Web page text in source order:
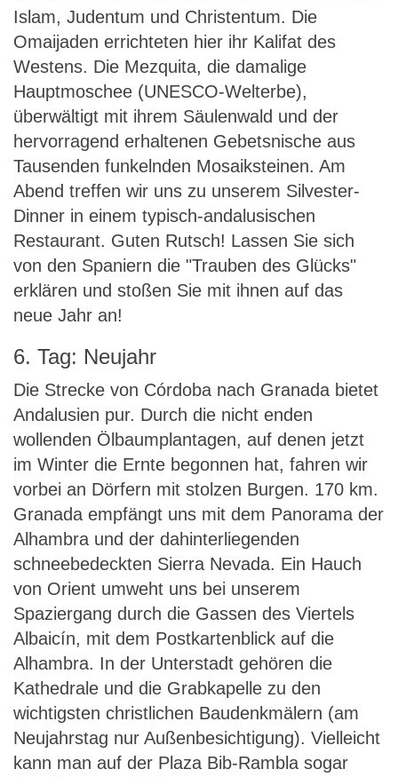
Islam, Judentum und Christentum. Die
Omaijaden errichteten hier ihr Kalifat des
Westens. Die Mezquita, die damalige
Hauptmoschee (UNESCO-Welterbe),
überwältigt mit ihrem Säulenwald und der
hervorragend erhaltenen Gebetsnische aus
Tausenden funkelnden Mosaiksteinen. Am
Abend treffen wir uns zu unserem Silvester-
Dinner in einem typisch-andalusischen
Restaurant. Guten Rutsch! Lassen Sie sich
von den Spaniern die "Trauben des Glücks"
erklären und stoßen Sie mit ihnen auf das
neue Jahr an!
6. Tag: Neujahr
Die Strecke von Córdoba nach Granada bietet
Andalusien pur. Durch die nicht enden
wollenden Ölbaumplantagen, auf denen jetzt
im Winter die Ernte begonnen hat, fahren wir
vorbei an Dörfern mit stolzen Burgen. 170 km.
Granada empfängt uns mit dem Panorama der
Alhambra und der dahinterliegenden
schneebedeckten Sierra Nevada. Ein Hauch
von Orient umweht uns bei unserem
Spaziergang durch die Gassen des Viertels
Albaicín, mit dem Postkartenblick auf die
Alhambra. In der Unterstadt gehören die
Kathedrale und die Grabkapelle zu den
wichtigsten christlichen Baudenkmälern (am
Neujahrstag nur Außenbesichtigung). Vielleicht
kann man auf der Plaza Bib-Rambla sogar